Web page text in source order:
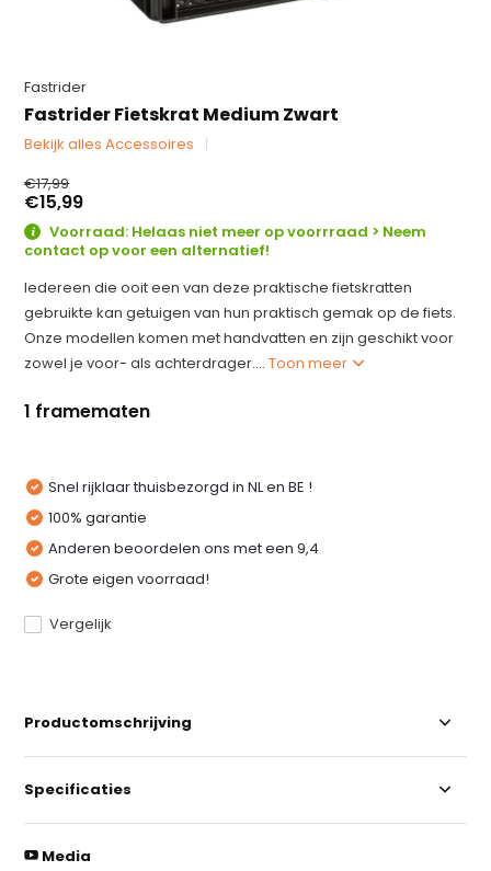
Fastrider
Fastrider Fietskrat Medium Zwart
Bekijk alles Accessoires
€17,99
€15,99
Voorraad: Helaas niet meer op voorrraad > Neem
contact op voor een alternatief!
Iedereen die ooit een van deze praktische fietskratten
gebruikte kan getuigen van hun praktisch gemak op de fiets.
Onze modellen komen met handvatten en zijn geschikt voor
zowel je voor- als achterdrager....Toon meer
1 framematen
Snel rijklaar thuisbezorgd in NL en BE !
100% garantie
Anderen beoordelen ons met een 9,4
Grote eigen voorraad!
Vergelijk
Productomschrijving
Specificaties
Media